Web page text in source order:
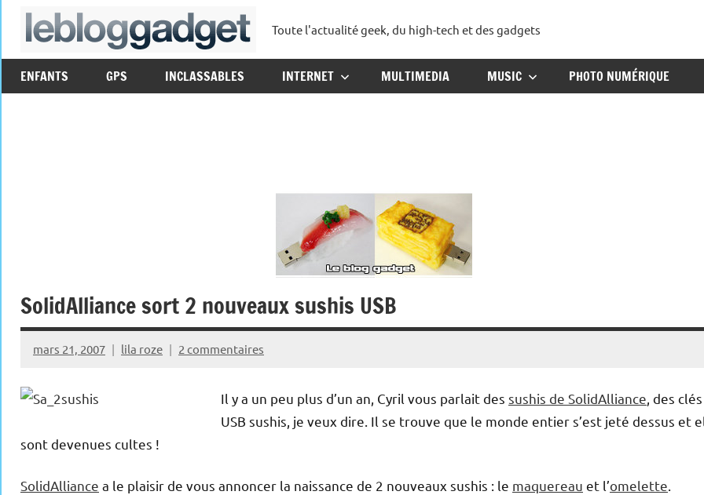
Aller
lebloggadget
Toute l'actualité geek, du high-tech et des gadgets
ENFANTS GPS INCLASSABLES INTERNET MULTIMEDIA MUSIC PHOTO NUMÉRIQUE
SolidAlliance sort 2 nouveaux sushis USB
mars 21, 2007 lila roze 2 commentaires
Il y a un peu plus d’un an, Cyril vous parlait des sushis de SolidAlliance , des clés
USB sushis, je veux dire. Il se trouve que le monde entier s’est jeté dessus et
sont devenues cultes !
SolidAlliance a le plaisir de vous annoncer la naissance de 2 nouveaux sushis : le maquereau et l’omelette